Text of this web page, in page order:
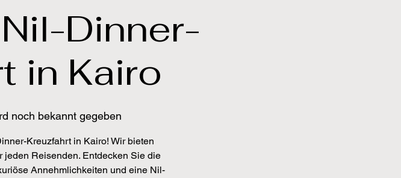
Dinner-
in Kairo
noch bekannt gegeben
Kreuzfahrt in Kairo! Wir bieten
Reisenden. Entdecken Sie die
Annehmlichkeiten und eine Nil-